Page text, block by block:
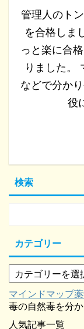
管理人のト
を合格しま
っと楽に合
りました。
などで分か
役
検索
カテゴリー
マインドマップ
毒の自然毒を分
人気記事一覧